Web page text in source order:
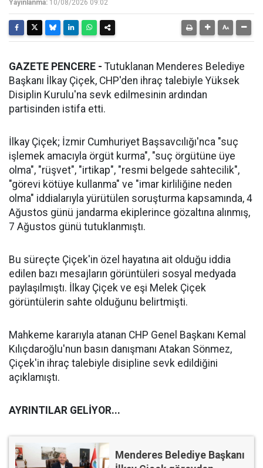
Yayınlanma: 10/08/2026 09:02
GAZETE PENCERE - Tutuklanan Menderes Belediye
Başkanı İlkay Çiçek, CHP'den ihraç talebiyle Yüksek
Disiplin Kurulu'na sevk edilmesinin ardından
partisinden istifa etti.
İlkay Çiçek; İzmir Cumhuriyet Başsavcılığı'nca "suç
işlemek amacıyla örgüt kurma", "suç örgütüne üye
olma", "rüşvet", "irtikap", "resmi belgede sahtecilik",
"görevi kötüye kullanma" ve "imar kirliliğine neden
olma" iddialarıyla yürütülen soruşturma kapsamında, 4
Ağustos günü jandarma ekiplerince gözaltına alınmış,
7 Ağustos günü tutuklanmıştı.
Bu süreçte Çiçek'in özel hayatına ait olduğu iddia
edilen bazı mesajların görüntüleri sosyal medyada
paylaşılmıştı. İlkay Çiçek ve eşi Melek Çiçek
görüntülerin sahte olduğunu belirtmişti.
Mahkeme kararıyla atanan CHP Genel Başkanı Kemal
Kılıçdaroğlu'nun basın danışmanı Atakan Sönmez,
Çiçek'in ihraç talebiyle disipline sevk edildiğini
açıklamıştı.
AYRINTILAR GELİYOR...
Menderes Belediye Başkanı